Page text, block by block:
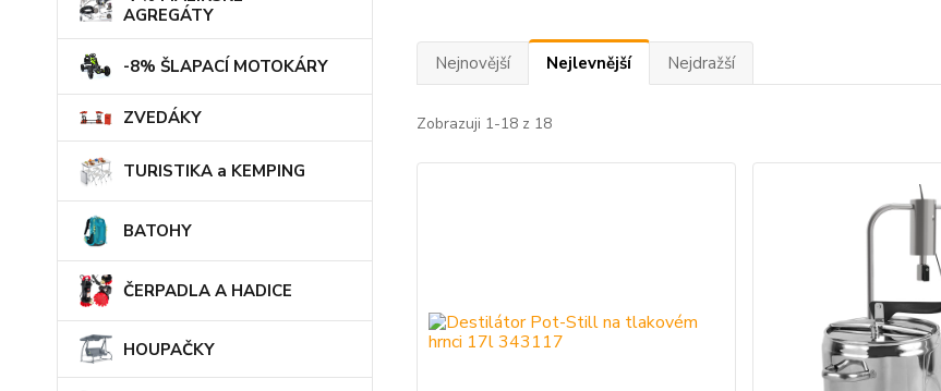
AGREGÁTY
-8% ŠLAPACÍ MOTOKÁRY
ZVEDÁKY
TURISTIKA a KEMPING
BATOHY
ČERPADLA A HADICE
HOUPAČKY
Nejnovější Nejlevnější Nejdražší
Zobrazuji 1-18 z 18